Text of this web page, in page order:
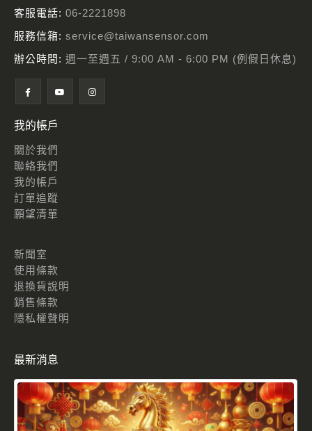
客服電話: 06-2221898
服務信箱: service@taiwansensor.com
辦公時間: 週一至週五 / 9:00 AM - 6:00 PM (例假日休息)
我的帳戶
關於我們
聯絡我們
我的帳戶
訂單追蹤
願望清單
新聞室
使用條款
退換貨說明
銷售條款
隱私權聲明
最新消息